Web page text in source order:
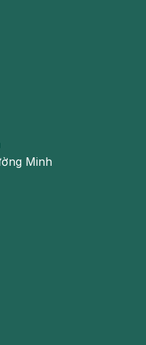
tinh bột sẽ cung cấp
dào để có sức chiến
mạnh hơn.
bầu lựa chọn ăn rau
chỉ cung cấp vitamin,
chứng táo bón thai kỳ
thế, giai đoạn cuối thai
gian chuyển dạ để
Minh